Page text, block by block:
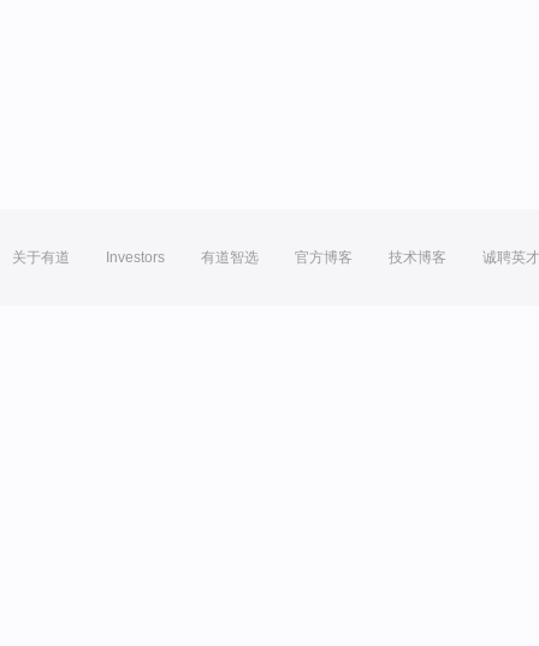
关于有道 Investors 有道智选 官方博客 技术博客 诚聘英才